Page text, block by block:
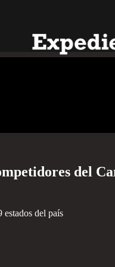
del
estados del país